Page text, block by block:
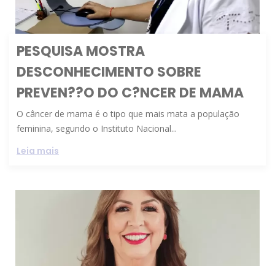
PESQUISA MOSTRA
DESCONHECIMENTO SOBRE
PREVEN??O DO C?NCER DE MAMA
O câncer de mama é o tipo que mais mata a população
feminina, segundo o Instituto Nacional...
Leia mais